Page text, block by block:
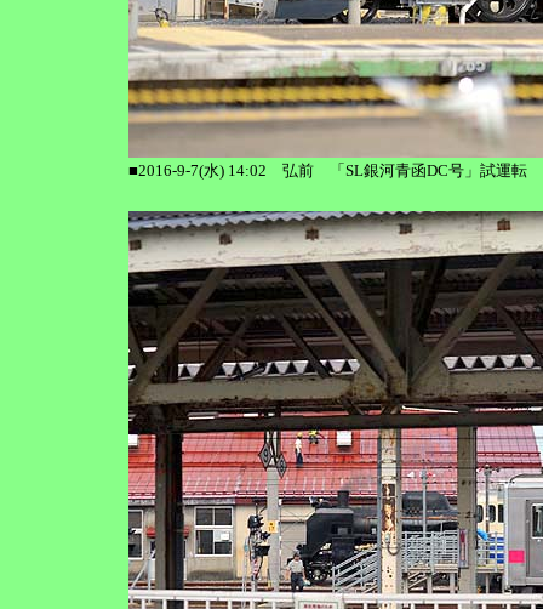
■2016-9-7(水) 14:02 弘前 「SL銀河青函DC号」試運転